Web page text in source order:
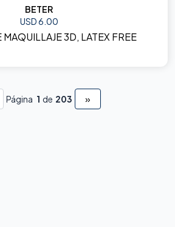
BETER
USD 6.00
3D, LATEX FREE
Página 1 de 203 »